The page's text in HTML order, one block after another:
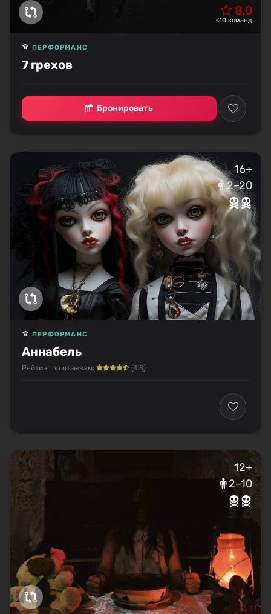
8.0
<10 команд
7 грехов
ПЕРФОРМАНС
Бронировать
16+
2–20
Аннабель
ПЕРФОРМАНС
Рейтинг по отзывам: (4.3)
12+
2–10